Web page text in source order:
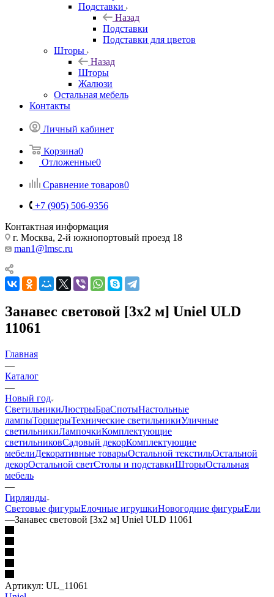
Подставки
Назад
Подставки
Подставки для цветов
Шторы
Назад
Шторы
Жалюзи
Остальная мебель
Контакты
Личный кабинет
Корзина0
Отложенные0
Сравнение товаров0
+7 (905) 506-9356
Контактная информация
г. Москва, 2-й южнопортовый проезд 18
man1@lmsc.ru
Занавес световой [3x2 м] Uniel ULD
11061
Главная
—
Каталог
—
Новый год
СветильникиЛюстрыБраСпотыНастольные
лампыТоршерыТехнические светильникиУличные
светильникиЛампочкиКомплектующие
светильниковСадовый декорКомплектующие
мебелиДекоративные товарыОстальной текстильОстальной
декорОстальной светСтолы и подставкиШторыОстальная
мебель
—
Гирлянды
Световые фигурыЕлочные игрушкиНовогодние фигурыЕли
—Занавес световой [3x2 м] Uniel ULD 11061
Артикул: UL_11061